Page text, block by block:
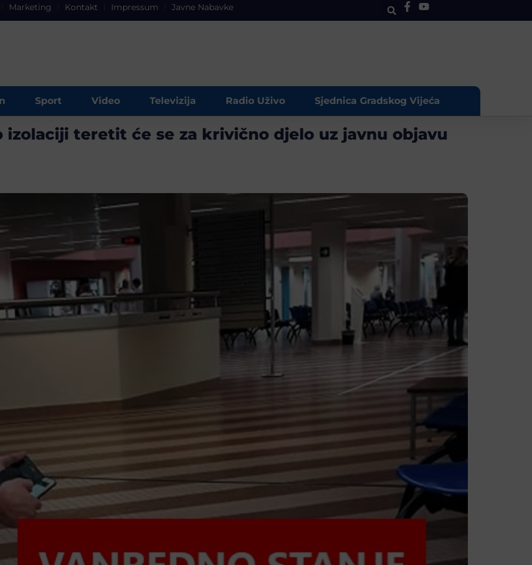
Marketing Kontakt Impressum Javne Nabavke
Sport Video Televizija Radio Uživo Sjednica Gradskog Vijeća
izolaciji teretit će se za krivično djelo uz javnu objavu